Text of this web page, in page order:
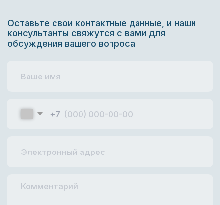
г. Пермь, ул. Окулова 27,
ОСТАВИТЬ ЗАЯВКУ
+7 (932) 337-10-32